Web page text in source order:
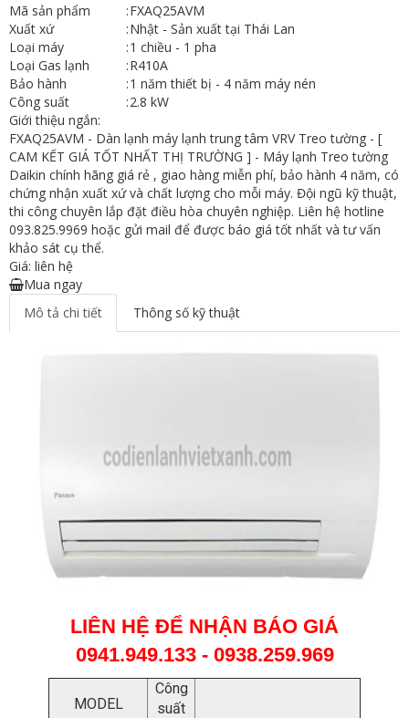
Mã sản phẩm :FXAQ25AVM
Xuất xứ
:Nhật - Sản xuất tại Thái Lan
Loại máy
:1 chiều - 1 pha
Loại Gas lạnh
:R410A
Bảo hành
:1 năm thiết bị - 4 năm máy nén
Công suất
:2.8 kW
Giới thiệu ngắn:
FXAQ25AVM - Dàn lạnh máy lạnh trung tâm VRV Treo tường - [
CAM KẾT GIÁ TỐT NHẤT THỊ TRƯỜNG ] - Máy lạnh Treo tường
Daikin chính hãng giá rẻ , giao hàng miễn phí, bảo hành 4 năm, có
chứng nhận xuất xứ và chất lượng cho mỗi máy. Đội ngũ kỹ thuật,
thi công chuyên lắp đặt điều hòa chuyên nghiệp. Liên hệ hotline
093.825.9969 hoặc gửi mail để được báo giá tốt nhất và tư vấn
khảo sát cụ thể.
Giá: liên hệ
Mua ngay
Mô tả chi tiết
Thông số kỹ thuật
LIÊN HỆ ĐỂ NHẬN BÁO GIÁ
0941.949.133 - 0938.259.969
MODEL
Công
suất